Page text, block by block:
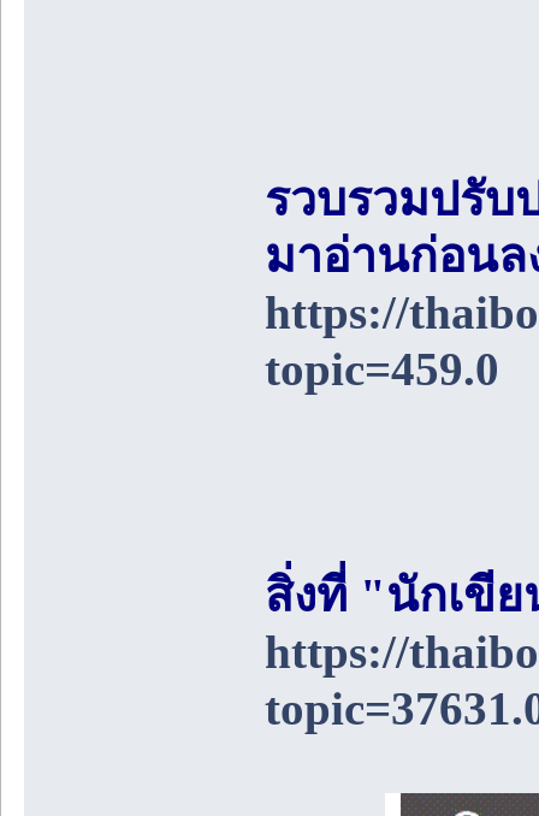
รวบรวมปรับ
มาอ่านก่อน
https://
topic=459.0
สิ่งที่ "นักเขี
https://